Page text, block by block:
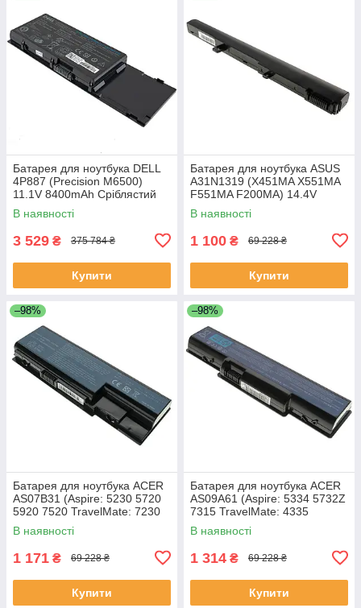
Батарея для ноутбука DELL
4P887 (Precision M6500)
11.1V 8400mAh Сріблястий
В наявності
3 529 ₴ 375 784 ₴
Купити
Батарея для ноутбука ASUS
A31N1319 (X451MA X551MA
F551MA F200MA) 14.4V
2200mAh Чорний
В наявності
1 100 ₴ 69 228 ₴
Купити
–98%
Батарея для ноутбука ACER
AS07B31 (Aspire: 5230 5720
5920 7520 TravelMate: 7230
7530 7730) 11.1V 4400mAh
Чорний
В наявності
1 171 ₴ 69 228 ₴
Купити
–98%
Батарея для ноутбука ACER
AS09A61 (Aspire: 5334 5732Z
7315 TravelMate: 4335
Gateway: ID56 ID58 NV52
NV53 NV54 NV56 NV58
В наявності
1 314 ₴ 69 228 ₴
Купити